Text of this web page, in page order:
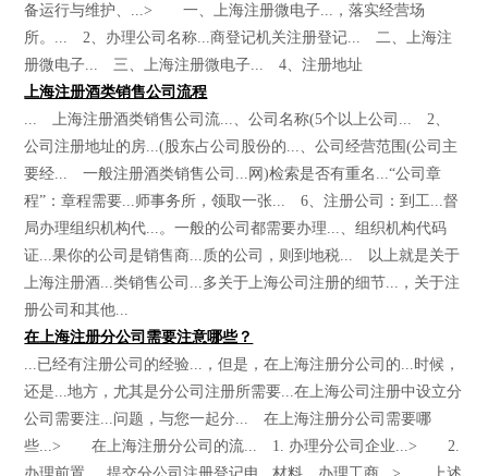
备运行与维护、...> 一、上海注册微电子...，落实经营场
所。... 2、办理公司名称...商登记机关注册登记... 二、上海注
册微电子... 三、上海注册微电子... 4、注册地址
上海注册酒类销售公司流程
... 上海注册酒类销售公司流...、公司名称(5个以上公司... 2、
公司注册地址的房...(股东占公司股份的...、公司经营范围(公司主
要经... 一般注册酒类销售公司...网)检索是否有重名...“公司章
程”：章程需要...师事务所，领取一张... 6、注册公司：到工...督
局办理组织机构代...。一般的公司都需要办理...、组织机构代码
证...果你的公司是销售商...质的公司，则到地税... 以上就是关于
上海注册酒...类销售公司...多关于上海公司注册的细节...，关于注
册公司和其他...
在上海注册分公司需要注意哪些？
...已经有注册公司的经验...，但是，在上海注册分公司的...时候，
还是...地方，尤其是分公司注册所需要...在上海公司注册中设立分
公司需要注...问题，与您一起分... 在上海注册分公司需要哪
些...> 在上海注册分公司的流... 1. 办理分公司企业...> 2.